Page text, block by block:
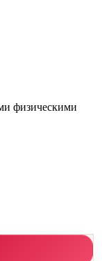
физическими